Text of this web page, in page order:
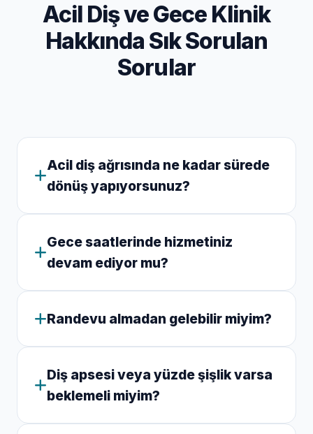
Acil Diş ve Gece Klinik
Hakkında Sık Sorulan
Sorular
Acil diş ağrısında ne kadar sürede
dönüş yapıyorsunuz?
Gece saatlerinde hizmetiniz
devam ediyor mu?
Randevu almadan gelebilir miyim?
Diş apsesi veya yüzde şişlik varsa
beklemeli miyim?